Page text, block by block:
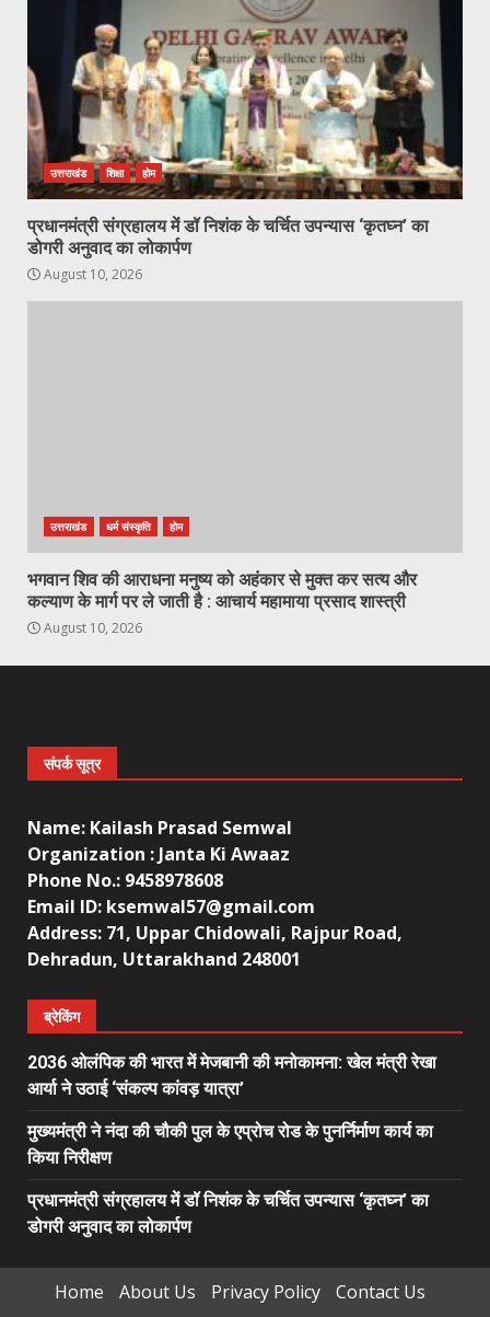
उत्तराखंड शिक्षा होम
प्रधानमंत्री संग्रहालय में डॉ निशंक के चर्चित उपन्यास ‘कृतघ्न’ का
डोगरी अनुवाद का लोकार्पण
August 10, 2026
उत्तराखंड धर्म संस्कृति होम
भगवान शिव की आराधना मनुष्य को अहंकार से मुक्त कर सत्य और
कल्याण के मार्ग पर ले जाती है : आचार्य महामाया प्रसाद शास्त्री
August 10, 2026
संपर्क सूत्र
Name: Kailash Prasad Semwal
Organization : Janta Ki Awaaz
Phone No.: 9458978608
Email ID: ksemwal57@gmail.com
Address: 71, Uppar Chidowali, Rajpur Road,
Dehradun, Uttarakhand 248001
ब्रेकिंग
2036 ओलंपिक की भारत में मेजबानी की मनोकामना: खेल मंत्री रेखा
आर्या ने उठाई ‘संकल्प कांवड़ यात्रा’
मुख्यमंत्री ने नंदा की चौकी पुल के एप्रोच रोड के पुनर्निर्माण कार्य का
किया निरीक्षण
प्रधानमंत्री संग्रहालय में डॉ निशंक के चर्चित उपन्यास ‘कृतघ्न’ का
डोगरी अनुवाद का लोकार्पण
Home About Us Privacy Policy Contact Us